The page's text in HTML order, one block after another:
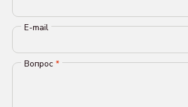
E-mail
Вопрос *